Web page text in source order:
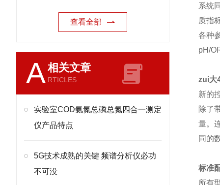
查看全部
A相关文章
RTICLES
实验室COD氨氮总磷总氮四合一测定
仪产品特点
5G技术成熟的关键 频谱分析仪必功
不可没
系统
质指
各种
pH/
zui大
新的
除了
量。
同的
标准
所有